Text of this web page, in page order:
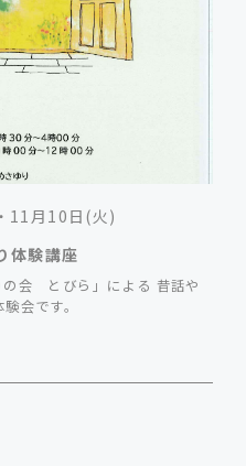
11月10日(火)
体験講座
の会 とびら」による 昔話や
会です。